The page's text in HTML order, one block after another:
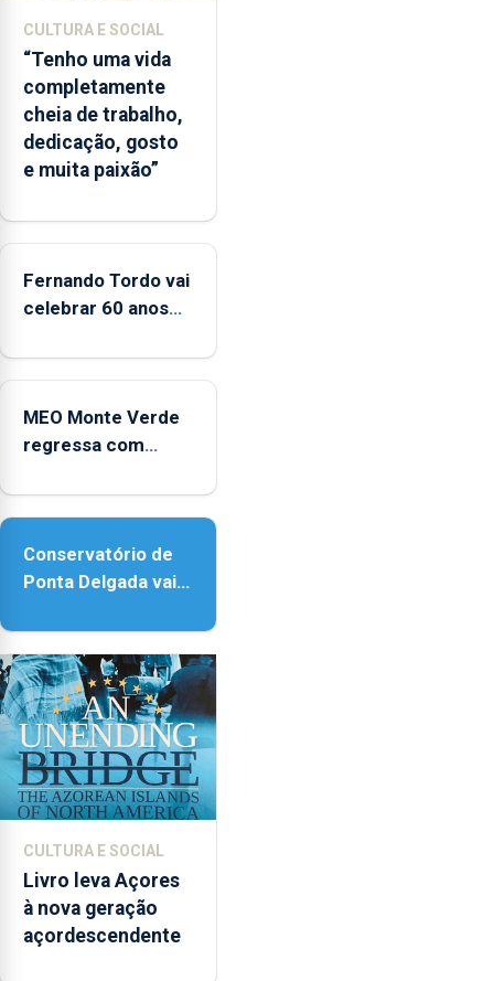
ilha
das
Flores
apresenta
um
“decréscimo
da
entre
2022
2025
CULTURA E SOCIAL
“Tenho uma vida
completamente
cheia de trabalho,
dedicação, gosto
e muita paixão”
Fernando Tordo vai
celebrar 60 anos
Coliseu Micaelense
MEO Monte Verde
regressa com
acessibilidade
Conservatório de
Ponta Delgada vai
instrumentos
CULTURA E SOCIAL
Livro leva Açores
à nova geração
açordescendente